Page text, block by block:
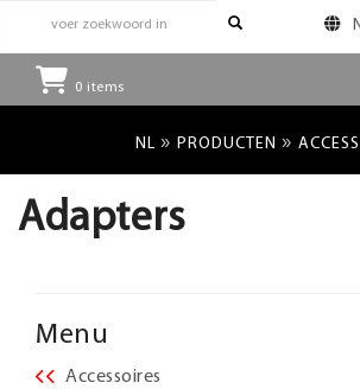
0 items
NL » PRODUCTEN »
Adapters
Menu
Accessoires